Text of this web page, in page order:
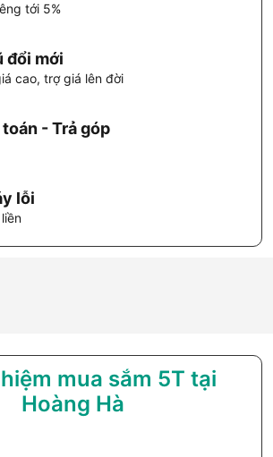
tới 5%
đổi mới
cao, trợ giá lên đời
- Trả góp
lỗi
mua sắm 5T tại
Hoàng Hà